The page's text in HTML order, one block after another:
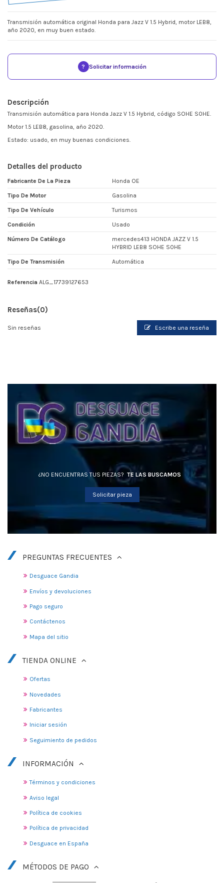
Transmisión automática original Honda para Jazz V 1.5 Hybrid, motor LEB8,
año 2020, en muy buen estado.
? Solicitar información
Descripción
Transmisión automática para Honda Jazz V 1.5 Hybrid, código SOHE S0HE.
Motor 1.5 LEB8, gasolina, año 2020.
Estado: usado, en muy buenas condiciones.
Detalles del producto
Fabricante De La Pieza Honda OE
Tipo De Motor Gasolina
Tipo De Vehículo Turismos
Condición Usado
Número De Catálogo
mercedes413 HONDA JAZZ V 1.5
HYBRID LEB8 SOHE S0HE
Tipo De Transmisión Automática
Referencia ALG_17739127653
Reseñas(0)
Sin reseñas Escribe una reseña
¿NO ENCUENTRAS TUS PIEZAS? TE LAS BUSCAMOS
Solicitar pieza
PREGUNTAS FRECUENTES
Desguace Gandia
Envíos y devoluciones
Pago seguro
Contáctenos
Mapa del sitio
TIENDA ONLINE
Ofertas
Novedades
Fabricantes
Iniciar sesión
Seguimiento de pedidos
INFORMACIÓN
Términos y condiciones
Aviso legal
Política de cookies
Política de privacidad
Desguace en España
MÉTODOS DE PAGO